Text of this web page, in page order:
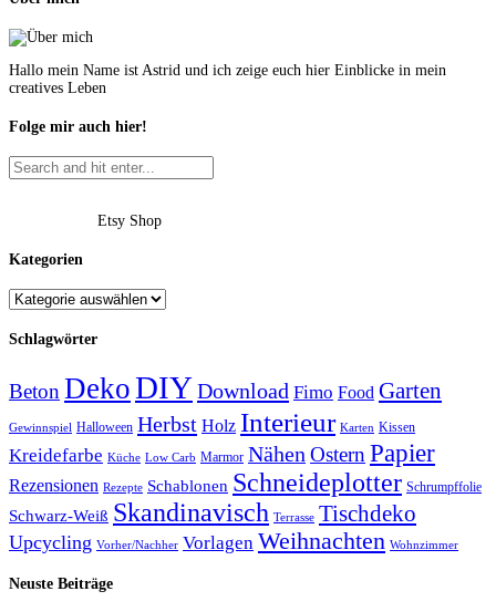
Hallo mein Name ist Astrid und ich zeige euch hier Einblicke in mein
creatives Leben
Folge mir auch hier!
Etsy Shop
Kategorien
Schlagwörter
Beton DekoDIYDownload Fimo Food Garten
Gewinnspiel Halloween Herbst Holz Interieur Karten Kissen
Kreidefarbe Küche Low Carb Marmor Nähen Ostern Papier
Rezensionen Rezepte Schablonen Schneideplotter Schrumpffolie
Schwarz-Weiß Skandinavisch Terrasse Tischdeko
Upcycling Vorher/Nachher Vorlagen Weihnachten Wohnzimmer
Neuste Beiträge